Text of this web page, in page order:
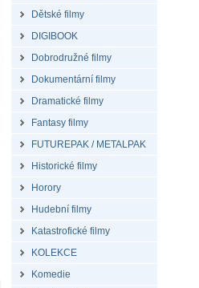
Dětské filmy
DIGIBOOK
Dobrodružné filmy
Dokumentární filmy
Dramatické filmy
Fantasy filmy
FUTUREPAK / METALPAK
Historické filmy
Horory
Hudební filmy
Katastrofické filmy
KOLEKCE
Komedie